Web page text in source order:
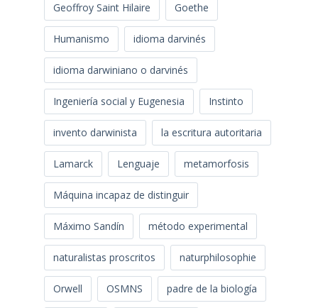
Geoffroy Saint Hilaire Goethe
Humanismo idioma darvinés
idioma darwiniano o darvinés
Ingeniería social y Eugenesia Instinto
invento darwinista la escritura autoritaria
Lamarck Lenguaje metamorfosis
Máquina incapaz de distinguir
Máximo Sandín método experimental
naturalistas proscritos naturphilosophie
Orwell OSMNS padre de la biología